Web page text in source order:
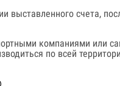
выставленного счета,
компаниями или
по всей